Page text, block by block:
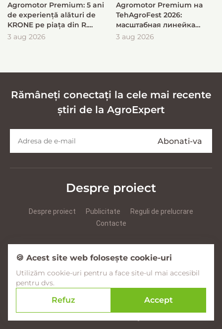
Agromotor Premium: 5 ani
de experiență alături de
KRONE pe piața din R.
Moldova
3 aug 2026
Agromotor Premium на
TehAgroFest 2026:
масштабная линейка
KRONE для быстрой и
3 aug 2026
Rămâneți conectați la cele mai recente
știri de la AgroExpert
Despre proiect
Despre proiect Publicitate
Reguli de prelucrare
Contacte
Facebook YouTube Instagram
© 2017–2026 Agroexpert.md
🍪 Acest site web folosește cookie-uri
Utilizăm cookie-uri pentru a face site-ul mai accesibil
pentru dvs.
Refuz Accept